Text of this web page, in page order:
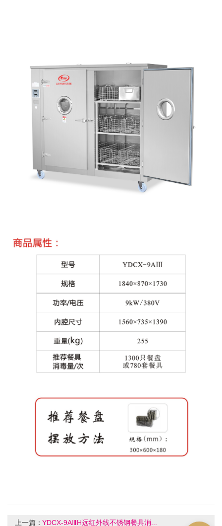
上一篇：YDCX-9AⅢH远红外线不锈钢餐具消...